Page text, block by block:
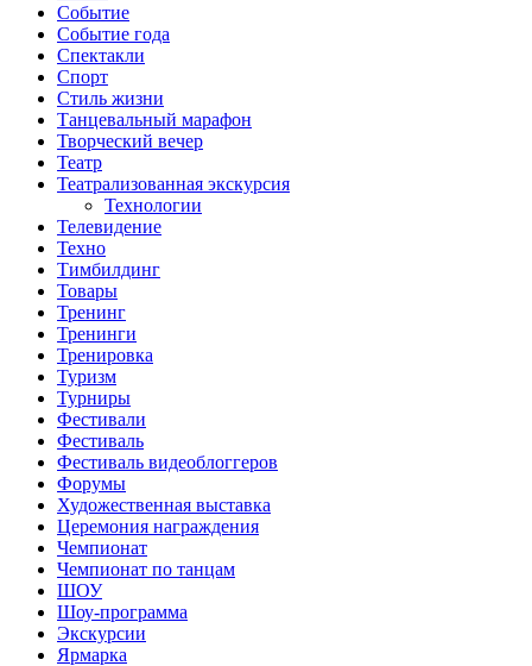
Событие
Событие года
Спектакли
Спорт
Стиль жизни
Танцевальный марафон
Творческий вечер
Театр
Театрализованная экскурсия
Технологии
Телевидение
Техно
Тимбилдинг
Товары
Тренинг
Тренинги
Тренировка
Туризм
Турниры
Фестивали
Фестиваль
Фестиваль видеоблоггеров
Форумы
Художественная выставка
Церемония награждения
Чемпионат
Чемпионат по танцам
ШОУ
Шоу-программа
Экскурсии
Ярмарка